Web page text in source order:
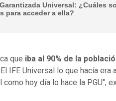
Universal: ¿Cuáles
para acceder a ella?
que iba al 90% de la
IFE Universal lo que hacía era
hoy día lo hace la PGU",